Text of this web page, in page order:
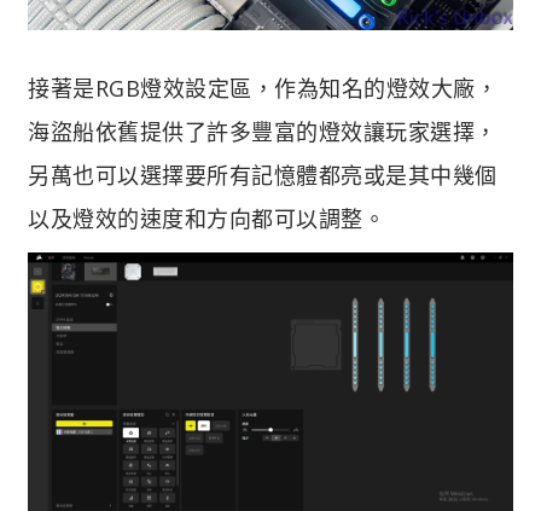
接著是RGB燈效設定區，作為知名的燈效大廠，
海盜船依舊提供了許多豐富的燈效讓玩家選擇，
另萬也可以選擇要所有記憶體都亮或是其中幾個
以及燈效的速度和方向都可以調整。